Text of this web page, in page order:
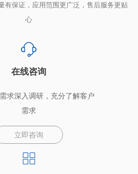
有保证，应用范围更广泛，售后服务更贴
心
在线咨询
求深入调研，充分了解客户
需求
立即咨询